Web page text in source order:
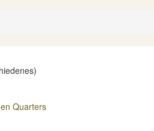
Quarters